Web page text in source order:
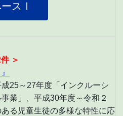
スⅠ
＞
25～27年度「インクルーシ
業」、平成30年度～令和２
る児童生徒の多様な特性に応